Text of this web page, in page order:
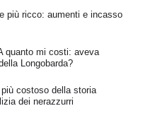
più ricco: aumenti e incasso
quanto mi costi: aveva
Longobarda?
costoso della storia
dei nerazzurri